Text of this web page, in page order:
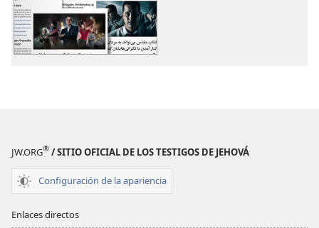
JW.ORG® / SITIO OFICIAL DE LOS TESTIGOS DE JEHOVÁ
Configuración de la apariencia
Enlaces directos